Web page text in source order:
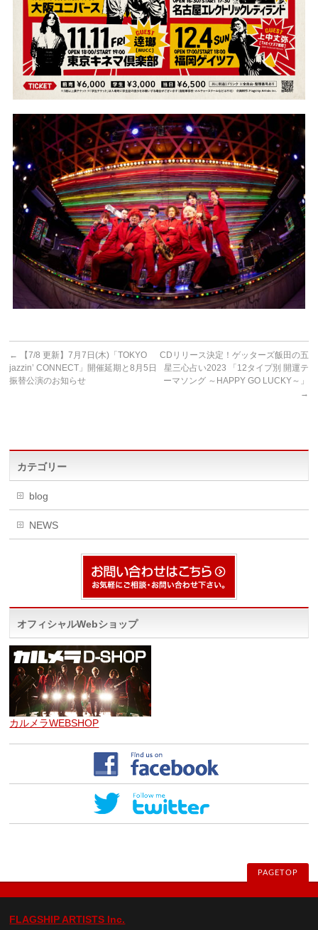
←
【7/8 更新】7月7日(木)「TOKYO
jazzin’ CONNECT」開催延期と8月5日
振替公演のお知らせ
CDリリース決定！ゲッターズ飯田の五
星三心占い2023 「12タイプ別 開運テ
ーマソング ～HAPPY GO LUCKY～」
→
カテゴリー
blog
NEWS
オフィシャルWebショップ
カルメラWEBSHOP
PAGETOP
FLAGSHIP ARTISTS Inc.